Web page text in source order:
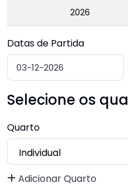
2026
Datas de Partida
Selecione os
Quarto
Adicionar Quarto